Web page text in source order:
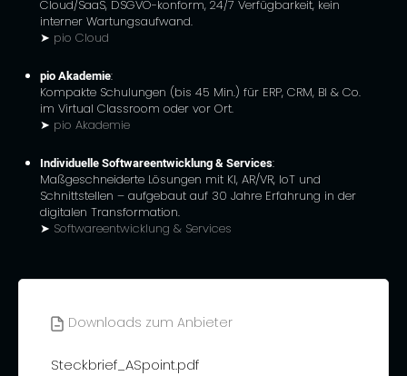
Cloud/SaaS, DSGVO-konform, 24/7 Verfügbarkeit, kein
interner Wartungsaufwand.
➤ pio Cloud
pio Akademie:
Kompakte Schulungen (bis 45 Min.) für ERP, CRM, BI & Co.
im Virtual Classroom oder vor Ort.
➤ pio Akademie
Individuelle Softwareentwicklung & Services:
Maßgeschneiderte Lösungen mit KI, AR/VR, IoT und
Schnittstellen – aufgebaut auf 30 Jahre Erfahrung in der
digitalen Transformation.
➤ Softwareentwicklung & Services
Downloads zum Anbieter
Steckbrief_ASpoint.pdf